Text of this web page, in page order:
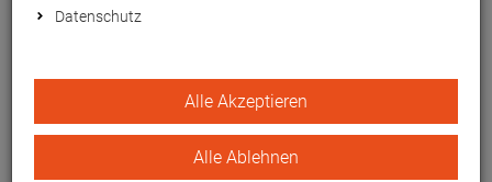
bluelightprotect Clip-ON -
PRO Blaulichtschutzbrille ,
vollentspiegelt
Datenschutz
Alle Akzeptieren
Alle Ablehnen